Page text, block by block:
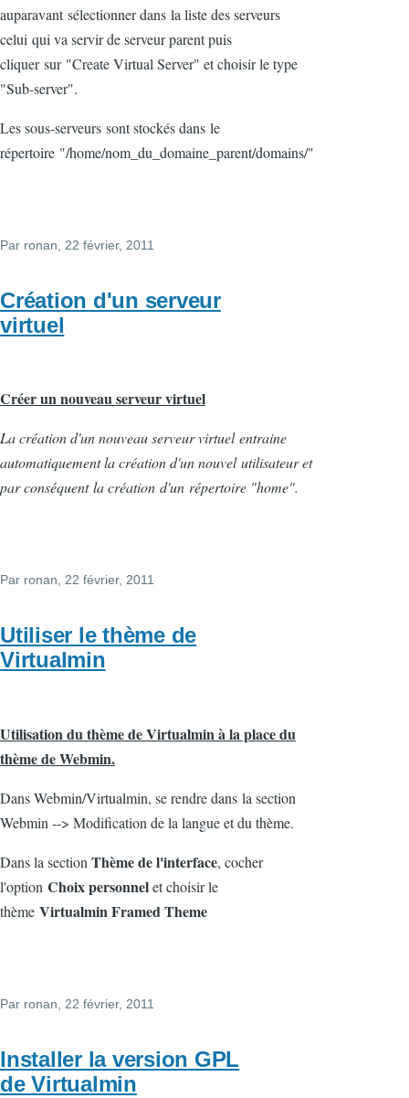
auparavant sélectionner dans la liste des serveurs
celui qui va servir deserveurparent puis
cliquer sur "Create Virtual Server" et choisir le type
"Sub-server".
Les sous-serveurs sont stockés dans le
répertoire "/home/nom_du_domaine_parent/domains/"
Par ronan , 22 février, 2011
Création d'un serveur
virtuel
Créerun nouveauserveurvirtuel
Lacréationd'unnouveauserveurvirtuel entraine
automatiquementlacréationd'unnouvel utilisateuret
parconséquentlacréation d'un répertoire "home".
Par ronan, 22 février, 2011
Utiliser le thème de
Virtualmin
Utilisation du thème de Virtualmin à la place du
thème de Webmin.
Dans Webmin/Virtualmin, se rendre dans la section
Webmin --> Modification de la langue et du thème.
Dans la sectionThème de l'interface, cocher
l'option Choix personnelet choisir le
thème Virtualmin Framed Theme
Par ronan, 22 février, 2011
Installer la version GPL
de Virtualmin